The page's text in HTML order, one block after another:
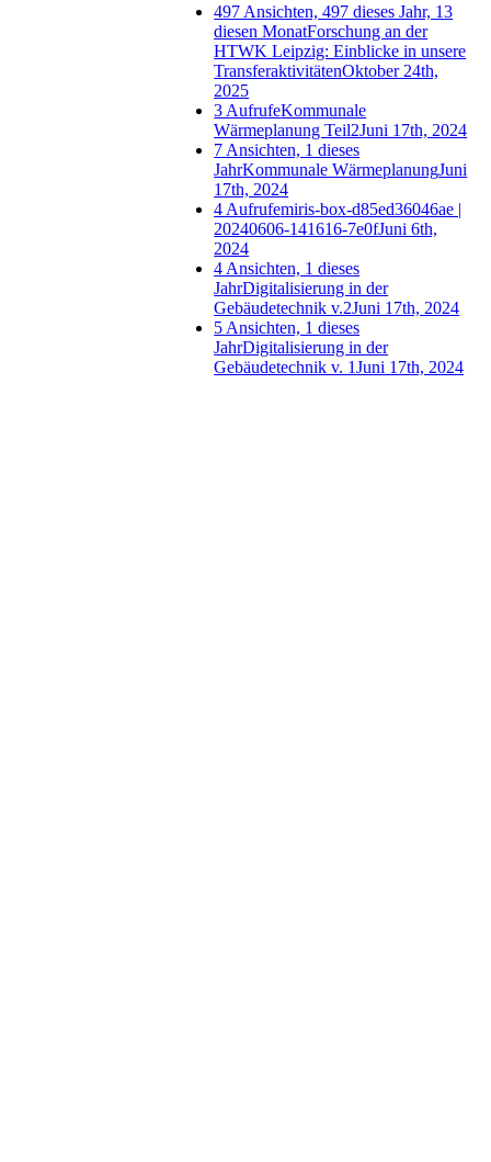
497 Ansichten, 497 dieses Jahr, 13
diesen MonatForschung an der
HTWK Leipzig: Einblicke in unsere
TransferaktivitätenOktober 24th,
2025
3 AufrufeKommunale
Wärmeplanung Teil2Juni 17th, 2024
7 Ansichten, 1 dieses
JahrKommunale WärmeplanungJuni
17th, 2024
4 Aufrufemiris-box-d85ed36046ae |
20240606-141616-7e0fJuni 6th,
2024
4 Ansichten, 1 dieses
JahrDigitalisierung in der
Gebäudetechnik v.2Juni 17th, 2024
5 Ansichten, 1 dieses
JahrDigitalisierung in der
Gebäudetechnik v. 1Juni 17th, 2024